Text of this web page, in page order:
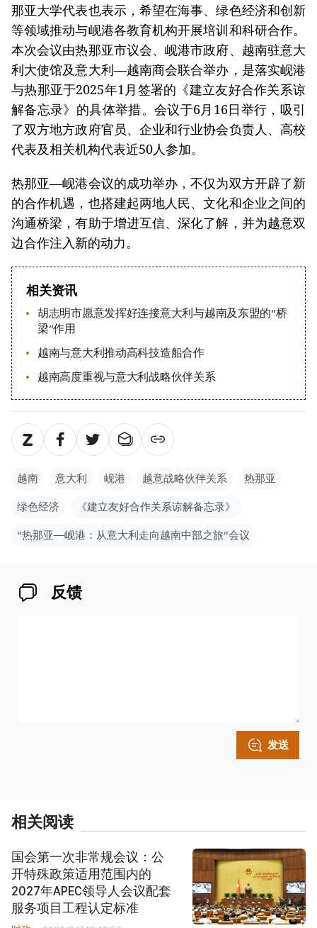
那亚大学代表也表示，希望在海事、绿色经济和创新
等领域推动与岘港各教育机构开展培训和科研合作。
本次会议由热那亚市议会、岘港市政府、越南驻意大
利大使馆及意大利—越南商会联合举办，是落实岘港
与热那亚于2025年1月签署的《建立友好合作关系谅
解备忘录》的具体举措。会议于6月16日举行，吸引
了双方地方政府官员、企业和行业协会负责人、高校
代表及相关机构代表近50人参加。
热那亚—岘港会议的成功举办，不仅为双方开辟了新
的合作机遇，也搭建起两地人民、文化和企业之间的
沟通桥梁，有助于增进互信、深化了解，并为越意双
边合作注入新的动力。
相关资讯
胡志明市愿意发挥好连接意大利与越南及东盟的“桥
梁”作用
越南与意大利推动高科技造船合作
越南高度重视与意大利战略伙伴关系
越南 意大利 岘港 越意战略伙伴关系 热那亚
绿色经济 《建立友好合作关系谅解备忘录》
“热那亚—岘港：从意大利走向越南中部之旅”会议
反馈
发送
相关阅读
国会第一次非常规会议：公
开特殊政策适用范围内的
2027年APEC领导人会议配套
服务项目工程认定标准